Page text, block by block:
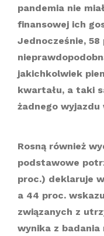
pandemia nie
finansowej ich
Jednocześnie,
jakichkolwiek
kwartału, a taki
żadnego wyjazdu
Rosną również
podstawowe
proc.) deklaruje
a 44 proc.
związanych z
wynika z